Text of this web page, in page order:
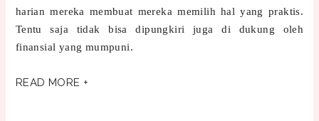
harian mereka membuat mereka memilih hal yang praktis.
Tentu saja tidak bisa dipungkiri juga di dukung oleh
finansial yang mumpuni.
READ MORE +